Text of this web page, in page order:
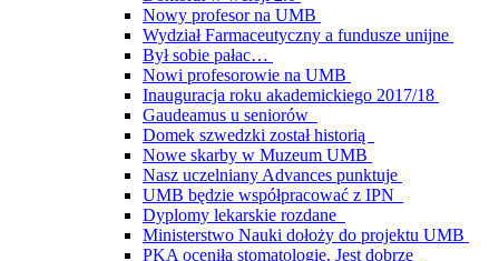
Nowy profesor na UMB
Wydział Farmaceutyczny a fundusze unijne
Był sobie pałac…
Nowi profesorowie na UMB
Inauguracja roku akademickiego 2017/18
Gaudeamus u seniorów
Domek szwedzki został historią
Nowe skarby w Muzeum UMB
Nasz uczelniany Advances punktuje
UMB będzie współpracować z IPN
Dyplomy lekarskie rozdane
Ministerstwo Nauki dołoży do projektu UMB
PKA oceniła stomatologię. Jest dobrze